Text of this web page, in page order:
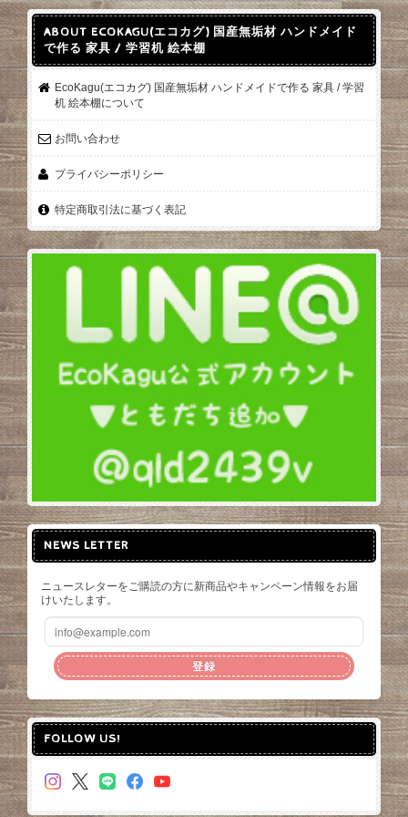
ABOUT ECOKAGU(エコカグ) 国産無垢材 ハンドメイド
で作る 家具 / 学習机 絵本棚
EcoKagu(エコカグ) 国産無垢材 ハンドメイドで作る 家具 / 学習
机 絵本棚について
お問い合わせ
プライバシーポリシー
特定商取引法に基づく表記
NEWS LETTER
ニュースレターをご購読の方に新商品やキャンペーン情報をお届
けいたします。
登録
FOLLOW US!